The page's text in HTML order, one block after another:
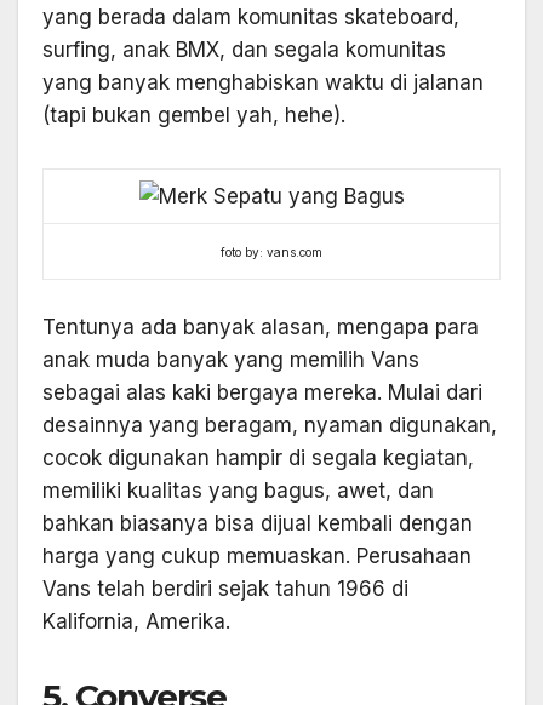
yang berada dalam komunitas skateboard,
surfing, anak BMX, dan segala komunitas
yang banyak menghabiskan waktu di jalanan
(tapi bukan gembel yah, hehe).
foto by: vans.com
Tentunya ada banyak alasan, mengapa para
anak muda banyak yang memilih Vans
sebagai alas kaki bergaya mereka. Mulai dari
desainnya yang beragam, nyaman digunakan,
cocok digunakan hampir di segala kegiatan,
memiliki kualitas yang bagus, awet, dan
bahkan biasanya bisa dijual kembali dengan
harga yang cukup memuaskan. Perusahaan
Vans telah berdiri sejak tahun 1966 di
Kalifornia, Amerika.
5. Converse